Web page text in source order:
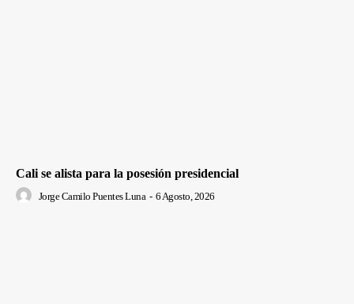
Cali se alista para la posesión presidencial
Jorge Camilo Puentes Luna - 6 Agosto, 2026